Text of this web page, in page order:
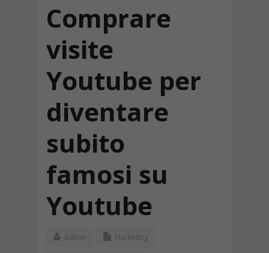
Comprare
visite
Youtube per
diventare
subito
famosi su
Youtube
admin Marketing